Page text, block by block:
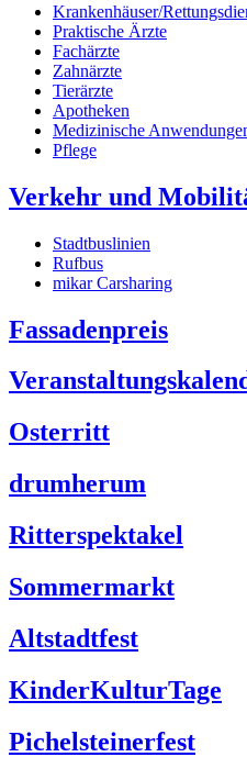
Krankenhäuser/
Praktische Ärzte
Fachärzte
Zahnärzte
Tierärzte
Apotheken
Medizinische
Pflege
Verkehr und
Stadtbuslinien
Rufbus
mikar Carsharing
Fassadenpreis
Osterritt
drumherum
Ritterspektakel
Sommermarkt
Altstadtfest
KinderKulturTage
Pichelsteinerfest